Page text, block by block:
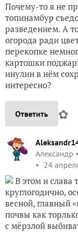
Почему-то я не
топинамбур
разведением. А
огорода ради
перекопке
картошки
инулин в нём
интересно?
Ответить ✿
Александр
24
В этом и слава
круглогодично,
весной, главный
почвы как
с мёрзлой